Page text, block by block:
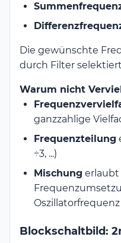
Die gewünschte
durch Filter
Warum nicht
ganzzahlige
Frequenzteilung
÷3, ...)
Mischung erlaubt
Oszillatorfrequenz
Blockschaltbild: